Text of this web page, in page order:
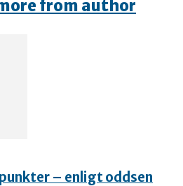
from author
– enligt oddsen